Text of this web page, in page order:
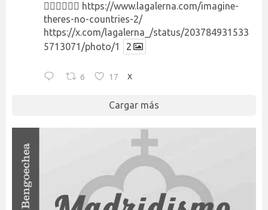
👉🏻👉🏻👉🏻 https://www.lagalerna.com/imagine-
theres-no-countries-2/
https://x.com/lagalerna_/status/203784931533
5713071/photo/1
2
6 17 X
Cargar más